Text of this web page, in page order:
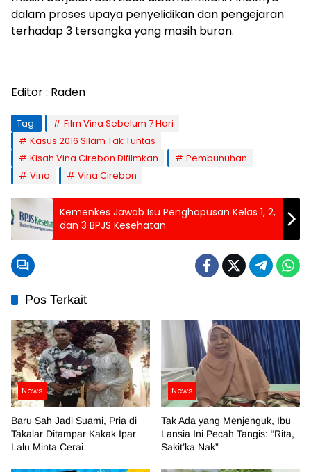
dalam proses upaya penyelidikan dan pengejaran
terhadap 3 tersangka yang masih buron.
Editor : Raden
Tag:
Film Vina Sebelum 7 Hari
Kasus 2016 Silam Tak Tuntas
Kisah Vina Cirebon Difilmkan
Pembunuhan
Vina
Vina Cirebon
Kemenkes Jawab Isu Penghapusan Kelas 1, 2,
dan 3 BPJS Kesehatan
Pos Terkait
News
Baru Sah Jadi Suami, Pria di
Takalar Ditampar Kakak Ipar
Lalu Minta Cerai
News
Tak Ada yang Menjenguk, Ibu
Lansia Ini Pecah Tangis: “Rita,
Sakit’ka Nak”